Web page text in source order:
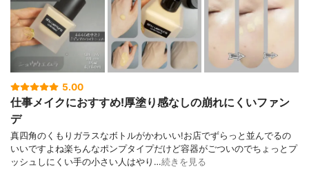
5.00
仕事メイクにおすすめ!厚塗り感なしの崩れにくいファン
デ
真四角のくもりガラスなボトルがかわいい!お店でずらっと並んでるの
いいですよね楽ちんなポンプタイプだけど容器がごついのでちょっとプ
ッシュしにくい手の小さい人はやり…続きを見る